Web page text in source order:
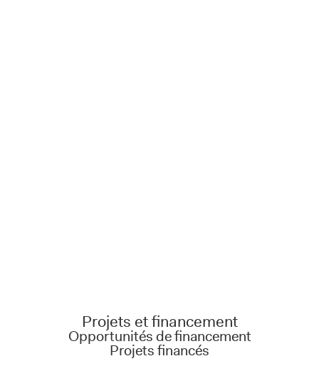
Projets et financement
Opportunités de financement
Projets financés